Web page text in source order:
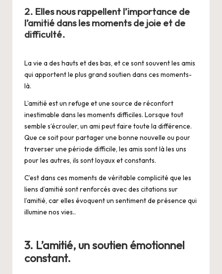
2. Elles nous rappellent l’importance de
l’amitié dans les moments de joie et de
difficulté.
La vie a des hauts et des bas, et ce sont souvent les amis
qui apportent le plus grand soutien dans ces moments-
là.
L’amitié est un refuge et une source de réconfort
inestimable dans les moments difficiles. Lorsque tout
semble s’écrouler, un ami peut faire toute la différence.
Que ce soit pour partager une bonne nouvelle ou pour
traverser une période difficile, les amis sont là les uns
pour les autres, ils sont loyaux et constants.
C’est dans ces moments de véritable complicité que les
liens d’amitié sont renforcés avec des citations sur
l’amitié, car elles évoquent un sentiment de présence qui
illumine nos vies..
3. L’amitié, un soutien émotionnel
constant.